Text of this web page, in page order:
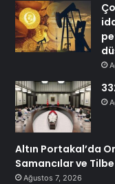
Altın Portakal’da
Samancılar ve
Ağustos 7, 2026